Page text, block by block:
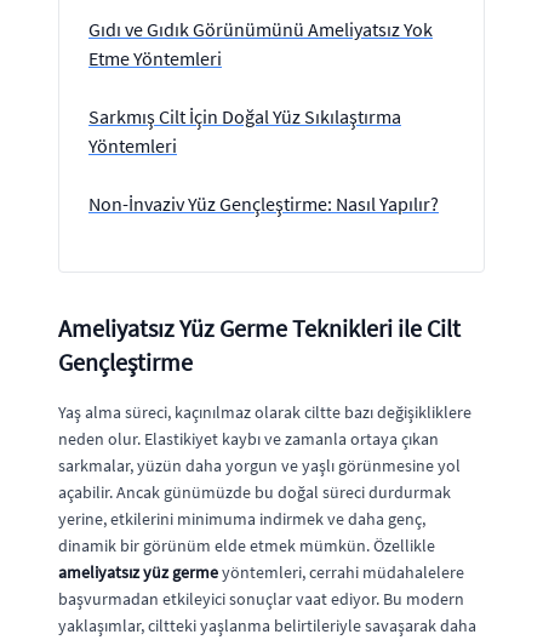
Gıdı ve Gıdık Görünümünü Ameliyatsız Yok
Etme Yöntemleri
Sarkmış Cilt İçin Doğal Yüz Sıkılaştırma
Yöntemleri
Non-İnvaziv Yüz Gençleştirme: Nasıl Yapılır?
Ameliyatsız Yüz Germe Teknikleri ile Cilt
Gençleştirme
Yaş alma süreci, kaçınılmaz olarak ciltte bazı değişikliklere
neden olur. Elastikiyet kaybı ve zamanla ortaya çıkan
sarkmalar, yüzün daha yorgun ve yaşlı görünmesine yol
açabilir. Ancak günümüzde bu doğal süreci durdurmak
yerine, etkilerini minimuma indirmek ve daha genç,
dinamik bir görünüm elde etmek mümkün. Özellikle
ameliyatsız yüz germeyöntemleri, cerrahi müdahalelere
başvurmadan etkileyici sonuçlar vaat ediyor. Bu modern
yaklaşımlar, ciltteki yaşlanma belirtileriyle savaşarak daha